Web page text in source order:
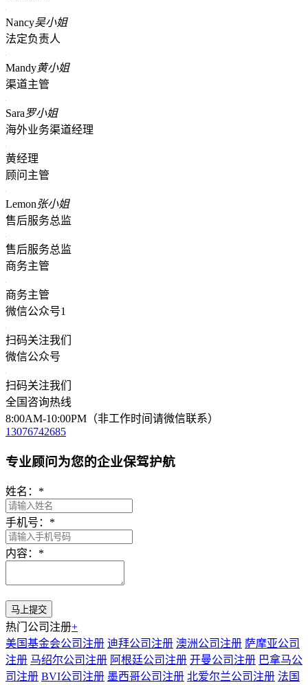
Nancy吴小姐
法定负责人
Mandy黄小姐
渠道主管
Sara罗小姐
海外业务渠道经理
黄经理
顾问主管
Lemon张小姐
售后服务总监
售后服务总监
商务主管
商务主管
微信公众号1
扫码关注我们
微信公众号
扫码关注我们
全国咨询热线
8:00AM-10:00PM（非工作时间请微信联系）
13076742685
专业顾问为您的企业保驾护航
姓名： *
手机号： *
内容： *
热门公司注册+
美国基金会公司注册 迪拜公司注册 澳洲公司注册 萨摩亚公司
注册 马绍尔公司注册 阿根廷公司注册 开曼公司注册 巴拿马公
司注册 BVI公司注册 墨西哥公司注册 北爱尔兰公司注册 法国